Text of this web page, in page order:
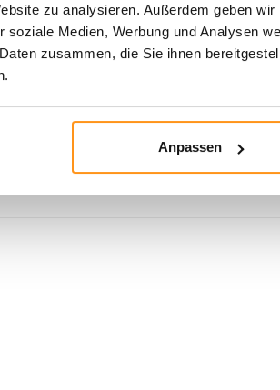
zu analysieren. Außerdem geben
soziale Medien, Werbung und Analysen
zusammen, die Sie ihnen
Anpassen